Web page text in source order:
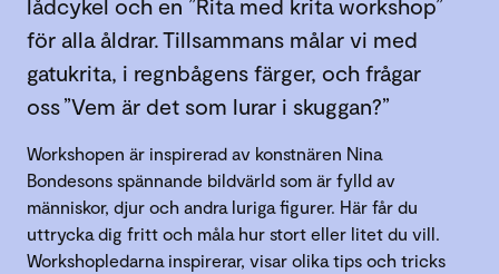
för alla åldrar. Tillsammans målar vi med
gatukrita, i regnbågens färger, och frågar
oss ”Vem är det som lurar i skuggan?”
Workshopen är inspirerad av konstnären Nina
Bondesons spännande bildvärld som är fylld av
människor, djur och andra luriga figurer. Här får du
uttrycka dig fritt och måla hur stort eller litet du vill.
Workshopledarna inspirerar, visar olika tips och tricks